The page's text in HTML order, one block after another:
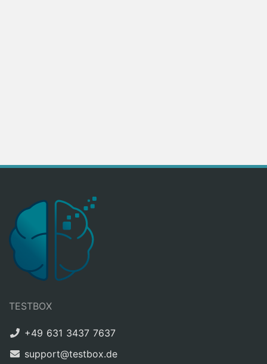
TESTBOX
+49 631 3437 7637
support@testbox.de